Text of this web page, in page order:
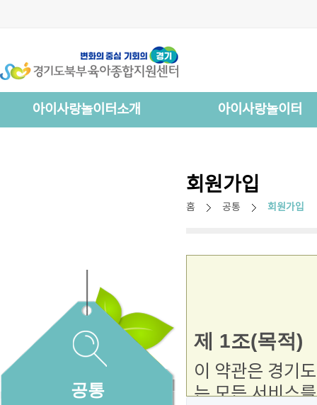
아이사랑놀이터소개 아이사랑놀이터
공통
회원가입
홈 공통 회원가입
제 1조(목적)
이 약관은 경기
는 모든 서비스